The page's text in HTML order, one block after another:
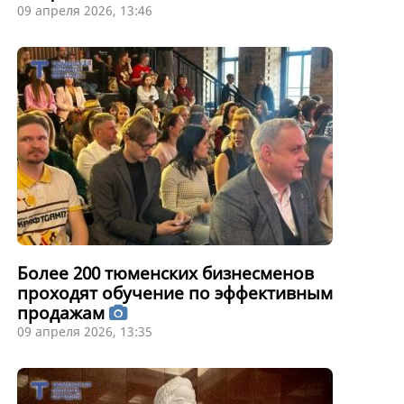
09 апреля 2026, 13:46
Более 200 тюменских бизнесменов
проходят обучение по эффективным
продажам
09 апреля 2026, 13:35